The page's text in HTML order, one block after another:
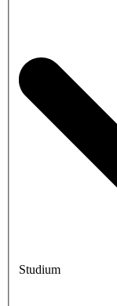
Studium